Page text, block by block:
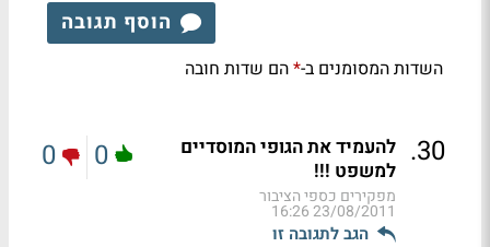
הוסף תגובה
השדות המסומנים ב-*הם שדות חובה
30
. להעמיד את הגופי המוסדיים
למשפט !!!
מפקירים כספי הציבור
23/08/2011 16:26
הגב לתגובה זו
0
0